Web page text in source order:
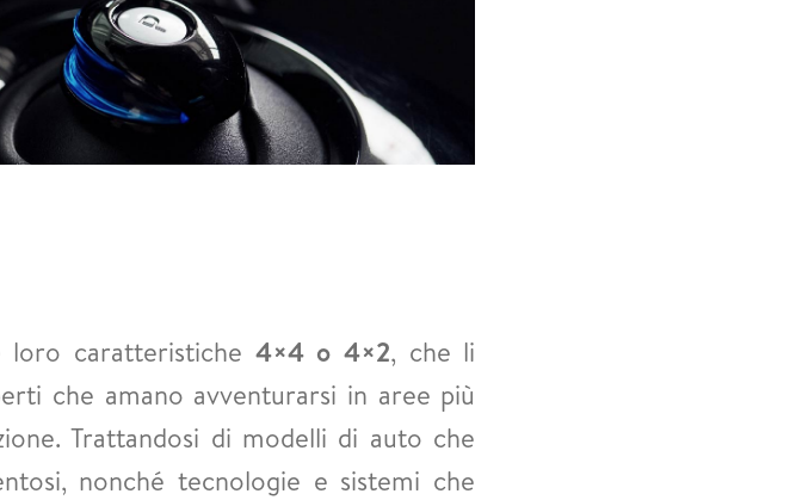
loro caratteristiche 4×4 o 4×2, che li
che amano avventurarsi in aree più
Trattandosi di modelli di auto che
nonché tecnologie e sistemi che